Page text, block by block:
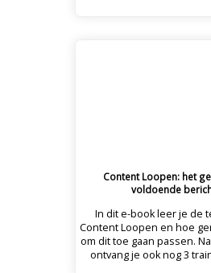
Content Loopen: het
voldoende
In dit e-book leer je de
Content Loopen en hoe
om dit toe gaan passen.
ontvang je ook nog 3